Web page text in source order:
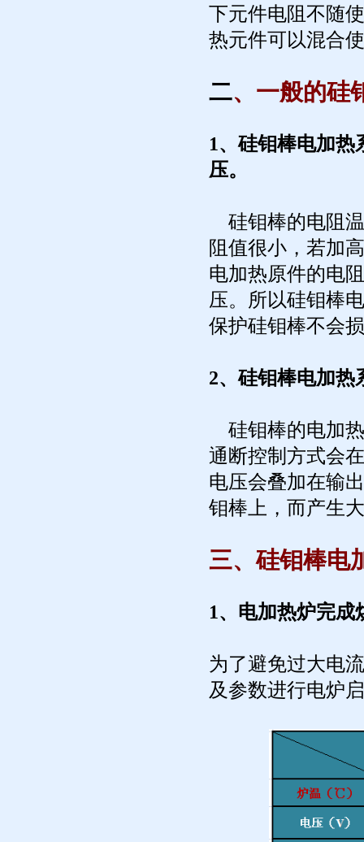
下元件电阻不随
热元件可以混合
二、一般的硅
1、硅钼棒电加
压。
硅钼棒的电阻
阻值很小，若加
电加热原件的电
压。所以硅钼棒
保护硅钼棒不会
2、硅钼棒电加热
硅钼棒的电加
通断控制方式会
电压会叠加在输
钼棒上，而产生
三、硅钼棒电
1、电加热炉完成
为了避免过大电
及参数进行电炉